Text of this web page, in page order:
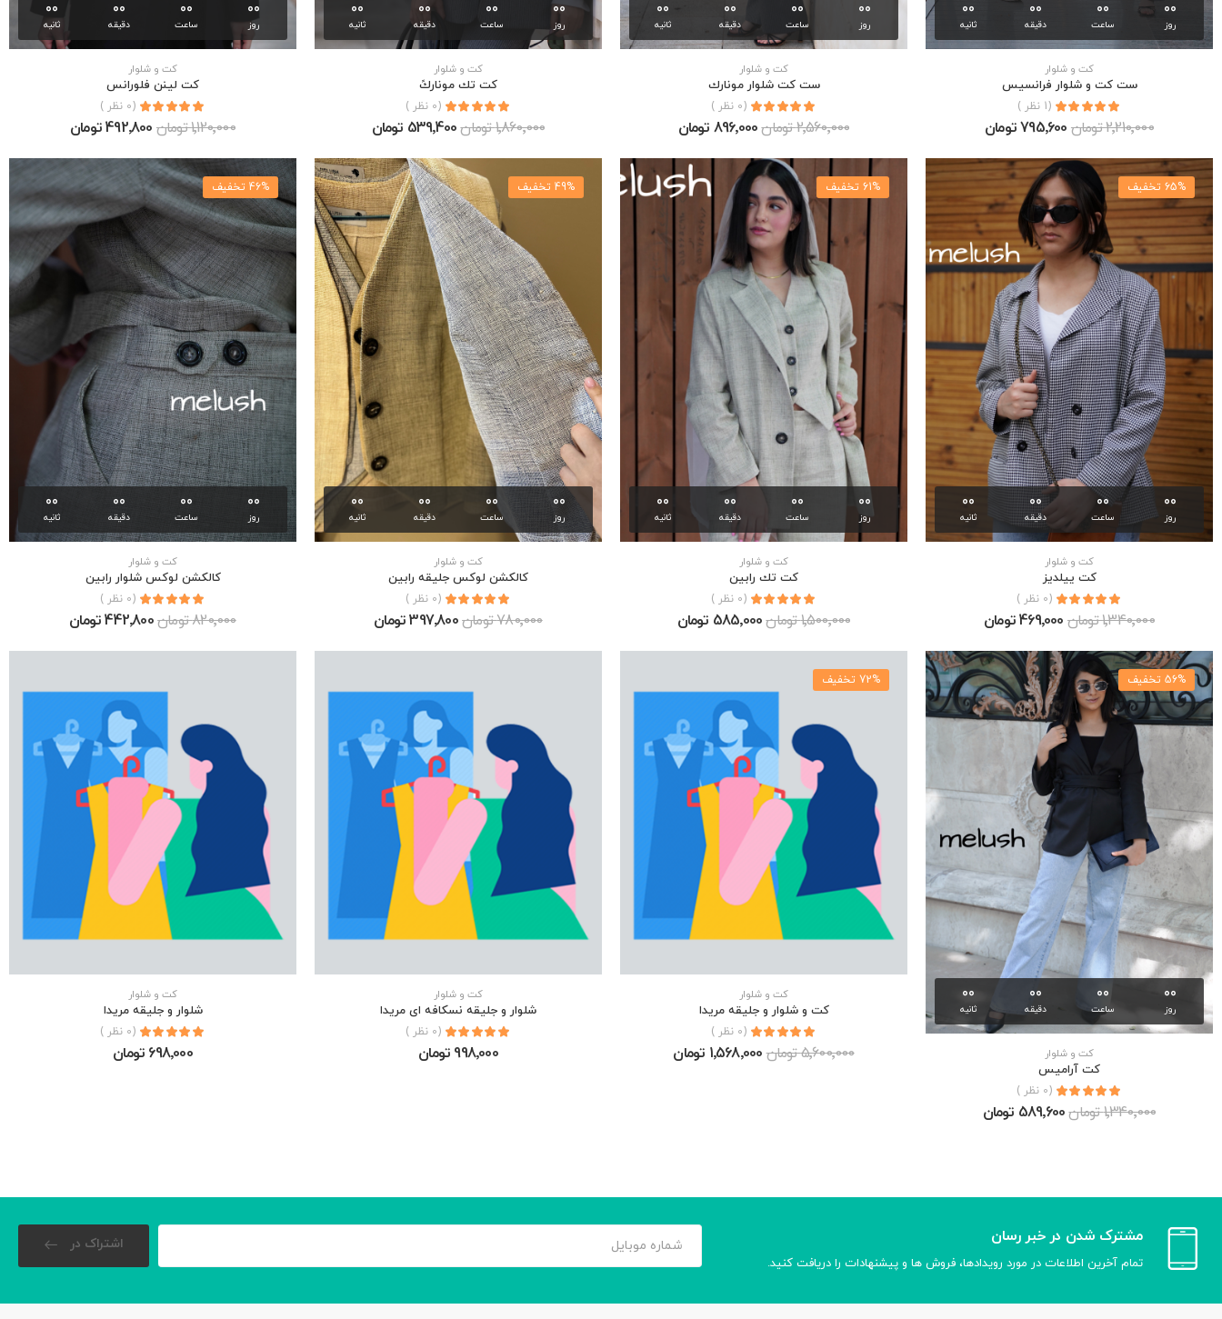
00
روز
00
ساعت
00
دقیقه
00
ثانیه
كت و شلوار
ست كت و شلوار فرانسيس
(1 نظر )
2٬210٬000 تومان 795٬600 تومان
00
روز
00
ساعت
00
دقیقه
00
ثانیه
كت و شلوار
ست كت شلوار مونارك
(0 نظر )
2٬560٬000 تومان 896٬000 تومان
00
روز
00
ساعت
00
دقیقه
00
ثانیه
كت و شلوار
كت تك موناركً
(0 نظر )
1٬860٬000 تومان 539٬400 تومان
00
روز
00
ساعت
00
دقیقه
00
ثانیه
كت و شلوار
كت لينن فلورانس
(0 نظر )
1٬120٬000 تومان 492٬800 تومان
00
روز
00
ساعت
00
دقیقه
00
ثانیه
65% تخفیف
كت و شلوار
كت ييلديز
(0 نظر )
1٬340٬000 تومان 469٬000 تومان
00
روز
00
ساعت
00
دقیقه
00
ثانیه
61% تخفیف
كت و شلوار
كت تك رابين
(0 نظر )
1٬500٬000 تومان 585٬000 تومان
00
روز
00
ساعت
00
دقیقه
00
ثانیه
49% تخفیف
كت و شلوار
كالكشن لوكس جليقه رابين
(0 نظر )
780٬000 تومان 397٬800 تومان
00
روز
00
ساعت
00
دقیقه
00
ثانیه
46% تخفیف
كت و شلوار
كالكشن لوكس شلوار رابين
(0 نظر )
820٬000 تومان 442٬800 تومان
00
روز
00
ساعت
00
دقیقه
00
ثانیه
56% تخفیف
كت و شلوار
كت آراميس
(0 نظر )
1٬340٬000 تومان 589٬600 تومان
72% تخفیف
كت و شلوار
كت و شلوار و جلیقه مريدا
(0 نظر )
5٬600٬000 تومان 1٬568٬000 تومان
كت و شلوار
شلوار و جلیقه نسکافه ای مریدا
(0 نظر )
998٬000 تومان
كت و شلوار
شلوار و جلیقه مریدا
(0 نظر )
698٬000 تومان
مشترک شدن در خبر رسان
تمام آخرین اطلاعات در مورد رویدادها، فروش ها و پیشنهادات را دریافت کنید.
اشتراک در